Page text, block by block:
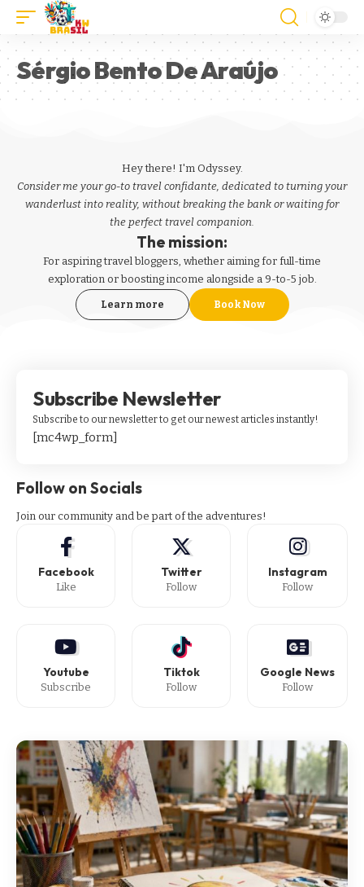
Sérgio Bento De Araújo
Hey there! I'm Odyssey.
Consider me your go-to travel confidante, dedicated to turning your
wanderlust into reality, without breaking the bank or waiting for
the perfect travel companion.
The mission:
For aspiringtravel bloggers, whether aiming for full-time
exploration or boosting income alongside a 9-to-5 job.
Learn more Book Now
Subscribe Newsletter
Subscribe to our newsletter to get our newest articles instantly!
[mc4wp_form]
Follow on Socials
Join our community and be part of the adventures!
Facebook
Like
Twitter
Follow
Instagram
Follow
Youtube
Subscribe
Tiktok
Follow
Google News
Follow